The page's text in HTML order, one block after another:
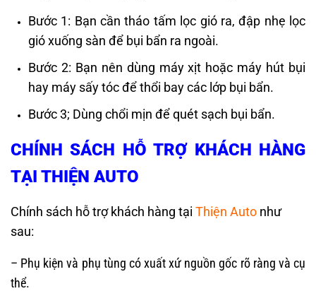
Bước 1: Bạn cần tháo tấm lọc gió ra, đập nhẹ lọc
gió xuống sàn để bụi bẩn ra ngoài.
Bước 2: Bạn nên dùng máy xịt hoặc máy hút bụi
hay máy sấy tóc để thổi bay các lớp bụi bẩn.
Bước 3; Dùng chổi mịn để quét sạch bụi bẩn.
CHÍNH SÁCH HỖ TRỢ KHÁCH HÀNG
TẠI THIỆN AUTO
Chính sách hỗ trợ khách hàng tại Thiện Auto như
sau:
– Phụ kiện và phụ tùng có xuất xứ nguồn gốc rõ ràng và cụ
thể.